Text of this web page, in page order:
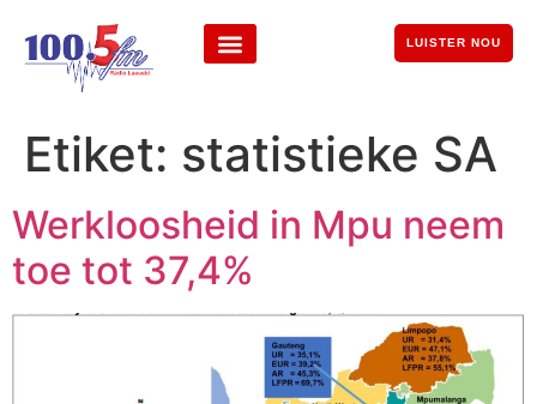
LUISTER NOU
Etiket: statistieke SA
Werkloosheid in Mpu neem
toe tot 37,4%